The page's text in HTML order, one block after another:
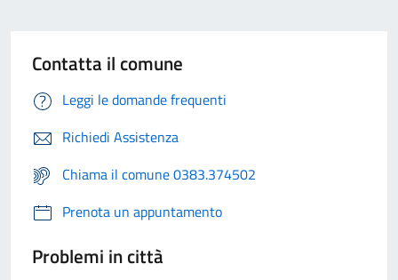
Contatta il comune
Leggi le domande frequenti
Richiedi Assistenza
Chiama il comune 0383.374502
Prenota un appuntamento
Problemi in città